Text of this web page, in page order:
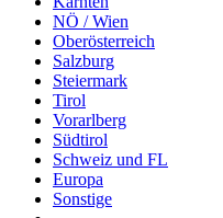
NÖ / Wien
Oberösterreich
Salzburg
Steiermark
Tirol
Vorarlberg
Südtirol
Schweiz und FL
Europa
Sonstige